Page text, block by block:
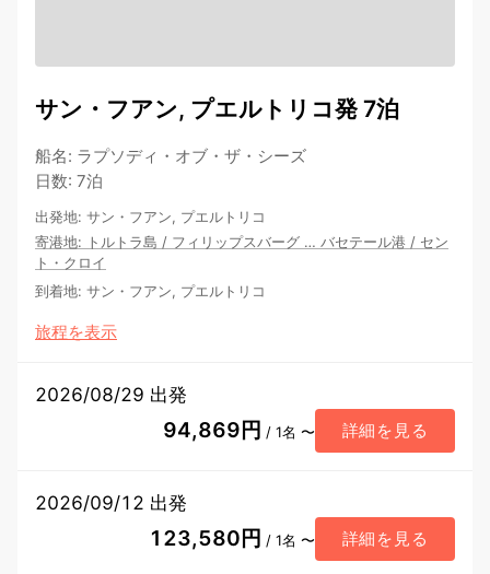
サン・フアン, プエルトリコ発 7泊
船名: ラプソディ・オブ・ザ・シーズ
日数: 7泊
出発地: サン・フアン, プエルトリコ
寄港地: トルトラ島 / フィリップスバーグ … バセテール港 / セン
ト・クロイ
到着地: サン・フアン, プエルトリコ
旅程を表示
2026/08/29 出発
94,869円 / 1名 〜 詳細を見る
2026/09/12 出発
123,580円 / 1名 〜 詳細を見る